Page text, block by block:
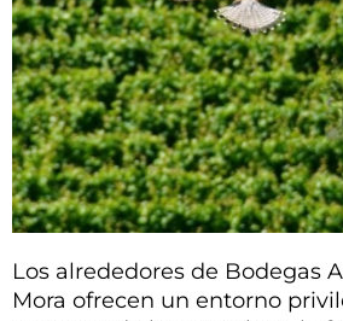
Los alrededores de Bodegas
Mora ofrecen un entorno